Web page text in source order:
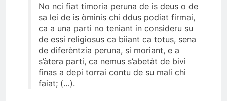
No nci fiat timoria peruna de is deus o de
sa lei de is òminis chi ddus podiat firmai,
ca a una parti no teniant in consideru su
de essi religiosus ca biiant ca totus, sena
de diferèntzia peruna, si moriant, e a
s’àtera parti, ca nemus s’abetàt de bivi
finas a depi torrai contu de su mali chi
faiat; (…).